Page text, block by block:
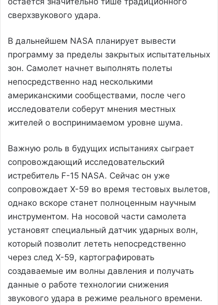
сверхзвукового удара.
В дальнейшем NASA планирует вывести
программу за пределы закрытых испытательных
зон. Самолет начнет выполнять полеты
непосредственно над несколькими
американскими сообществами, после чего
исследователи соберут мнения местных
жителей о воспринимаемом уровне шума.
Важную роль в будущих испытаниях сыграет
сопровождающий исследовательский
истребитель F-15 NASA. Сейчас он уже
сопровождает X-59 во время тестовых вылетов,
однако вскоре станет полноценным научным
инструментом. На носовой части самолета
установят специальный датчик ударных волн,
который позволит лететь непосредственно
через след X-59, картографировать
создаваемые им волны давления и получать
данные о работе технологии снижения
звукового удара в режиме реального времени.